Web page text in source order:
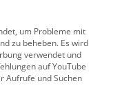
um Probleme mit
zu beheben. Es wird
verwendet und
auf YouTube
Aufrufe und Suchen